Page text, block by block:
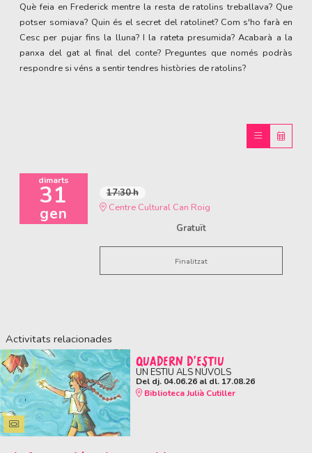
Què feia en Frederick mentre la resta de ratolins treballava? Que
potser somiava? Quin és el secret del ratolinet? Com s'ho farà en
Cesc per pujar fins la lluna? I la rateta presumida? Acabarà a la
panxa del gat al final del conte? Preguntes que només podràs
respondre si véns a sentir tendres històries de ratolins?
dimarts
31
gen
17:30 h
Centre Cultural Can Roig
Gratuït
Finalitzat
Activitats relacionades
QUADERN D'ESTIU
UN ESTIU ALS NÚVOLS
Del dj. 04.06.26al dl. 17.08.26
Biblioteca Julià Cutiller